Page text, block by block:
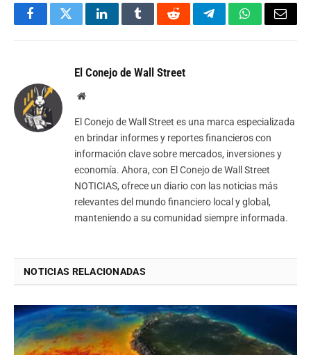
FacebookTwitterLinkedInTumblrRedditTelegramWhatsApp
Email
El Conejo de Wall Street
Website
El Conejo de Wall Street es una marca especializada
en brindar informes y reportes financieros con
información clave sobre mercados, inversiones y
economía. Ahora, con El Conejo de Wall Street
NOTICIAS, ofrece un diario con las noticias más
relevantes del mundo financiero local y global,
manteniendo a su comunidad siempre informada.
NOTICIAS RELACIONADAS